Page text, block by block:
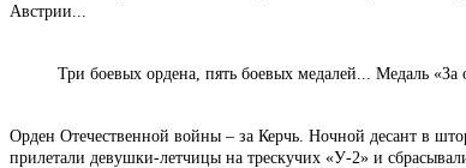
Австрии...
Три боевых ордена, пять боевых медалей... Медаль «За
Орден Отечественной войны – за Керчь. Ночной десант в
прилетали девушки-летчицы на трескучих «У-2» и